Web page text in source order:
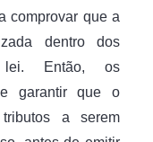
comprovar que a
dentro dos
lei. Então, os
garantir que o
a serem